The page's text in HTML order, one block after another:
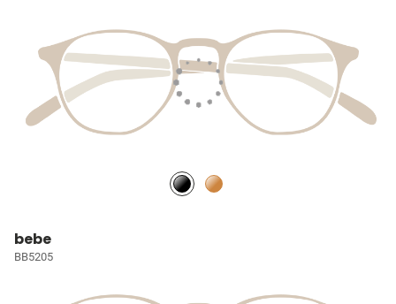
bebe
BB5205